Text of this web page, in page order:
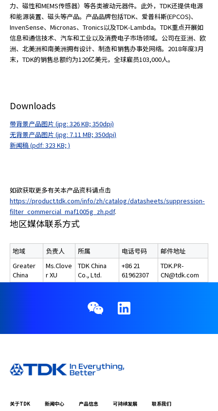
力、磁性和MEMS传感器）等各类被动元器件。此外，TDK还提供电源
和能源装置、磁头等产品。产品品牌包括TDK、爱普科斯(EPCOS)、
InvenSense、Micronas、Tronics以及TDK-Lambda。TDK重点开展如
信息和通信技术、汽车和工业以及消费电子市场领域。公司在亚洲、欧
洲、北美洲和南美洲拥有设计、制造和销售办事处网络。2018年度3月
末，TDK的销售总额约为120亿美元，全球雇员103,000人。
Downloads
带背景产品图片 (jpg: 326 KB; 350dpi)
无背景产品图片 (jpg: 7.11 MB; 350dpi)
新闻稿 (pdf: 323 KB; )
如欲获取更多有关本产品资料请点击
https://product.tdk.com/info/zh/catalog/datasheets/suppression-
filter_commercial_maf1005g_zh.pdf.
地区媒体联系方式
地域 负责人 所属 电话号码
邮件地址
Greater
China
Ms.Clove
r XU
TDK China
Co., Ltd.
+86 21
61962307
TDK.PR-
CN@tdk.com
关于TDK 新闻中心 产品信息 可持续发展 联系我们